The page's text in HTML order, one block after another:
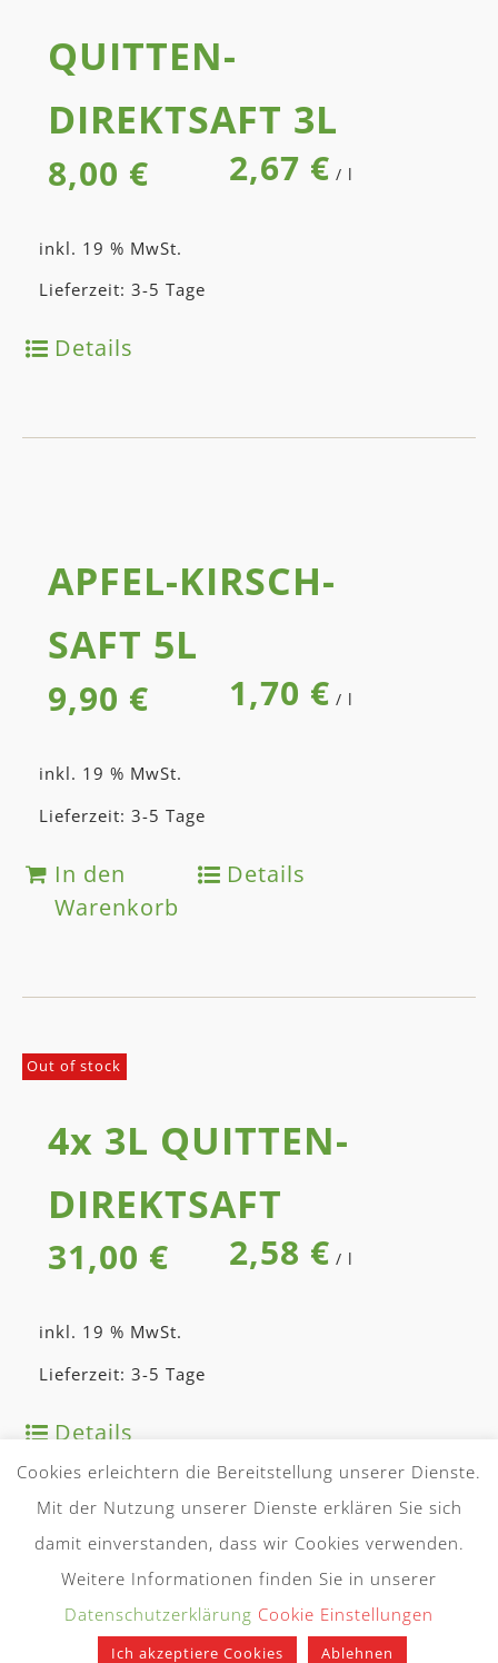
QUITTEN­
DIREKT­SAFT 3L
8,00 € 2,67 € / l
inkl. 19 % MwSt.
Lieferzeit: 3-5 Tage
Details
APFEL-KIRSCH­
SAFT 5L
9,90 € 1,70 € / l
inkl. 19 % MwSt.
Lieferzeit: 3-5 Tage
In den
Warenkorb
Details
Out of stock
4x 3L QUITTEN­
DIREKT­SAFT
31,00 € 2,58 € / l
inkl. 19 % MwSt.
Lieferzeit: 3-5 Tage
Details
Cookies erleichtern die Bereitstellung unserer Dienste.
Mit der Nutzung unserer Dienste erklären Sie sich
damit einverstanden, dass wir Cookies verwenden.
Weitere Informationen finden Sie in unserer
Datenschutzerklärung Cookie Einstellungen
Ich akzeptiere Cookies Ablehnen